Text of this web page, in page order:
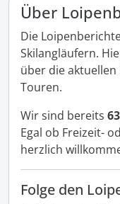
Über
Die
Skilangläufern.
über die
Touren.
Wir sind bereits
Egal ob Freizeit-
herzlich
Folge den